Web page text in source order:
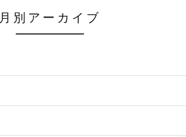
月別アーカイブ